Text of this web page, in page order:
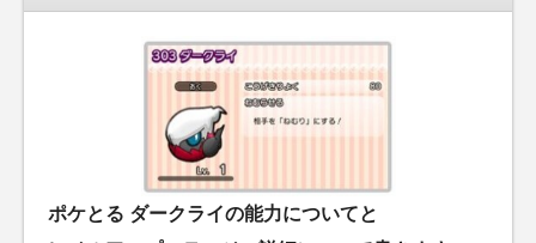
ポケとる ダークライの能力についてと